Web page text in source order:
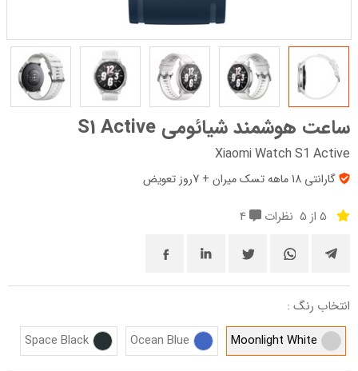
ساعت هوشمند شیائومی S1 Active
Xiaomi Watch S1 Active
گارانتی 18 ماهه تسک میران + 7روز تعویض
5 از 5 نظرات
انتخاب رنگ :
Moonlight White
Ocean Blue
Space Black